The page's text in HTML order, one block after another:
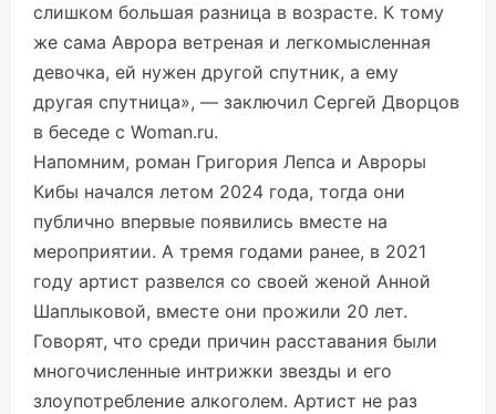
слишком большая разница в возрасте. К тому
же сама Аврора ветреная и легкомысленная
девочка, ей нужен другой спутник, а ему
другая спутница», — заключил Сергей Дворцов
в беседе с Woman.ru.
Напомним, роман Григория Лепса и Авроры
Кибы начался летом 2024 года, тогда они
публично впервые появились вместе на
мероприятии. А тремя годами ранее, в 2021
году артист развелся со своей женой Анной
Шаплыковой, вместе они прожили 20 лет.
Говорят, что среди причин расставания были
многочисленные интрижки звезды и его
злоупотребление алкоголем. Артист не раз